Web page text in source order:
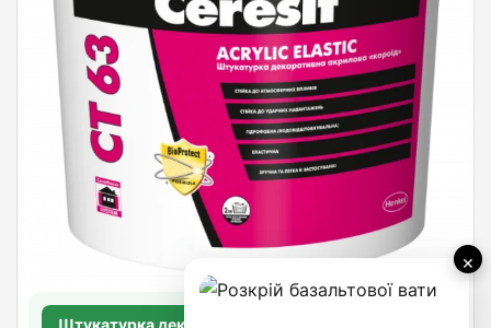
×
Штукатурка декоративная акриловая «короед»